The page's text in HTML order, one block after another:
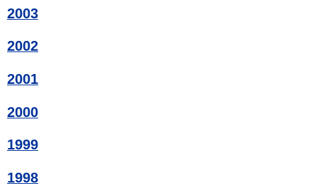
2003
2002
2001
2000
1999
1998